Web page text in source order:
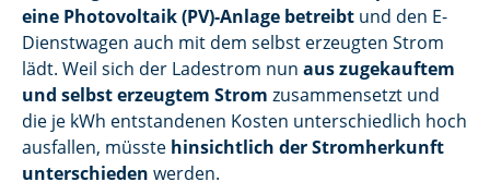
eine Photovoltaik (PV)-Anlage betreibt und den E-
Dienstwagen auch mit dem selbst erzeugten Strom
lädt. Weil sich der Ladestrom nun aus zugekauftem
und selbst erzeugtem Strom zusammensetzt und
die je kWh entstandenen Kosten unterschiedlich hoch
ausfallen, müsste hinsichtlich der Stromherkunft
unterschieden werden.